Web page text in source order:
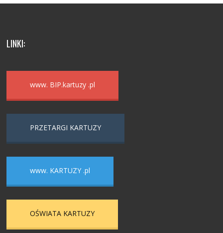
LINKI:
www. BIP.kartuzy .pl
PRZETARGI KARTUZY
www. KARTUZY .pl
OŚWIATA KARTUZY